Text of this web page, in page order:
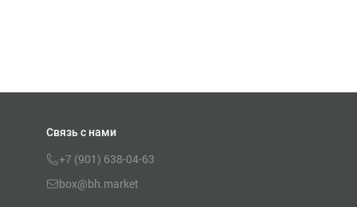
Связь с нами
+7 (901) 638-04-63
box@bh.market